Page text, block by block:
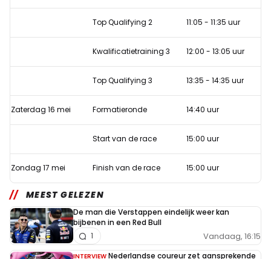
met
Top Qualifying 2 11:05 - 11:35 uur
Kwalificatietraining 3 12:00 - 13:05 uur
Top Qualifying 3 13:35 - 14:35 uur
Zaterdag 16 mei Formatieronde 14:40 uur
Start van de race 15:00 uur
Zondag 17 mei Finish van de race 15:00 uur
MEEST GELEZEN
De man die Verstappen eindelijk weer kan
bijbenen in een Red Bull
Vandaag, 16:15
1
INTERVIEW Nederlandse coureur zet aansprekende